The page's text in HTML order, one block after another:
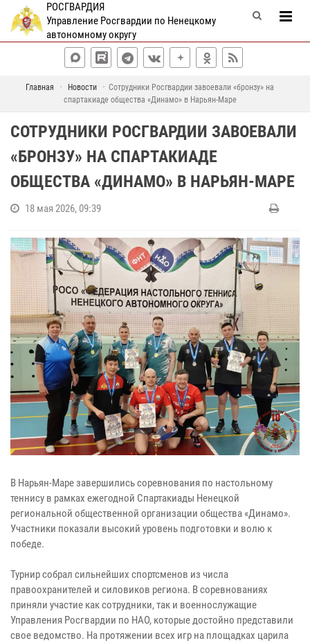
РОСГВАРДИЯ
Управление Росгвардии по Ненецкому
автономному округу
Главная Новости
Сотрудники Росгвардии завоевали «бронзу» на
спартакиаде общества «Динамо» в Нарьян-Маре
СОТРУДНИКИ РОСГВАРДИИ ЗАВОЕВАЛИ
«БРОНЗУ» НА СПАРТАКИАДЕ
ОБЩЕСТВА «ДИНАМО» В НАРЬЯН-МАРЕ
18 мая 2026, 09:39
В Нарьян-Маре завершились соревнования по настольному
теннису в рамках ежегодной Спартакиады Ненецкой
региональной общественной организации общества «Динамо».
Участники показали высокий уровень подготовки и волю к
победе.
Турнир собрал сильнейших спортсменов из числа
правоохранителей и силовиков региона. В соревнованиях
приняли участие как сотрудники, так и военнослужащие
Управления Росгвардии по НАО, которые достойно представили
свое ведомство. На протяжении всех игр на площадках царила